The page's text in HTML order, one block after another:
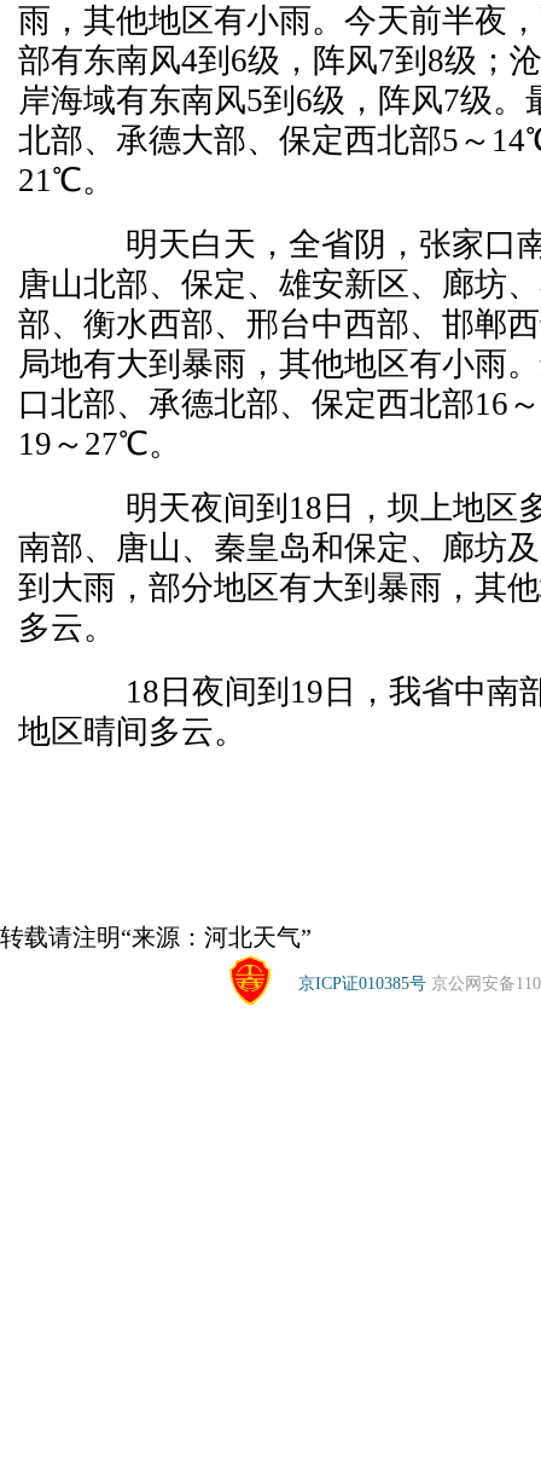
雨，其他地区有小雨。今天前半夜
部有东南风4到6级，阵风7到8级；
岸海域有东南风5到6级，阵风7级。
北部、承德大部、保定西北部5～
21℃。
明天白天，全省阴，张家口
唐山北部、保定、雄安新区、廊坊
部、衡水西部、邢台中西部、邯郸
局地有大到暴雨，其他地区有小雨
口北部、承德北部、保定西北部16
19～27℃。
明天夜间到18日，坝上地区
南部、唐山、秦皇岛和保定、廊坊
到大雨，部分地区有大到暴雨，其
多云。
18日夜间到19日，我省中南
地区晴间多云。
转载请注明“来源：河北天气”
京ICP证010385号 京公网安备